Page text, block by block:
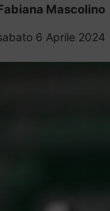
Mascolino
6 Aprile 2024